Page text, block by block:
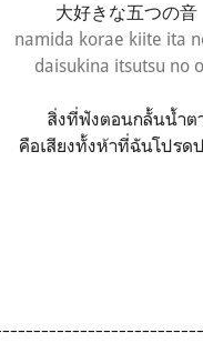
大好きな五つの音
namida korae kiite ita
daisukina itsutsu no
สิ่งที่ฟังตอนกลั้นน้ำต
คือเสียงทั้งห้าที่ฉันโปรด